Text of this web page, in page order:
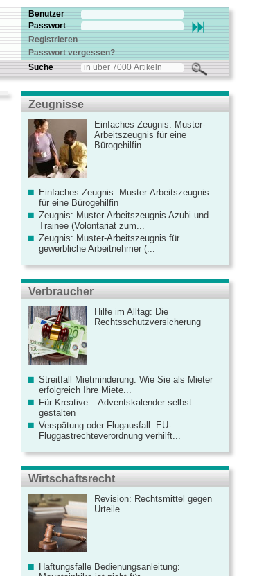
Benutzer
Passwort
Registrieren
Passwort vergessen?
Suche
Zeugnisse
Einfaches Zeugnis: Muster-
Arbeitszeugnis für eine
Bürogehilfin
Einfaches Zeugnis: Muster-Arbeitszeugnis
für eine Bürogehilfin
Zeugnis: Muster-Arbeitszeugnis Azubi und
Trainee (Volontariat zum...
Zeugnis: Muster-Arbeitszeugnis für
gewerbliche Arbeitnehmer (...
Verbraucher
Hilfe im Alltag: Die
Rechtsschutzversicherung
Streitfall Mietminderung: Wie Sie als Mieter
erfolgreich Ihre Miete...
Für Kreative – Adventskalender selbst
gestalten
Verspätung oder Flugausfall: EU-
Fluggastrechteverordnung verhilft...
Wirtschaftsrecht
Revision: Rechtsmittel gegen
Urteile
Haftungsfalle Bedienungsanleitung: